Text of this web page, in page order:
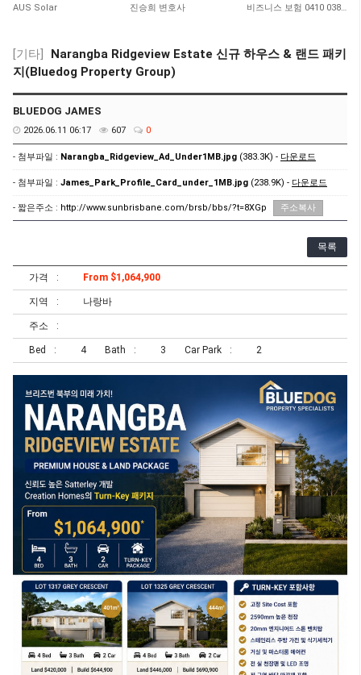
AUS Solar 진승희 변호사 비즈니스 보험 0410 038 554
[기타]
Narangba Ridgeview Estate 신규 하우스 & 랜드 패키
지(Bluedog Property Group)
BLUEDOG JAMES
2026.06.11 06:17 607 0
- 첨부파일 : Narangba_Ridgeview_Ad_Under1MB.jpg (383.3K) - 다운로드
- 첨부파일 : James_Park_Profile_Card_under_1MB.jpg (238.9K) - 다운로드
- 짧은주소 : http://www.sunbrisbane.com/brsb/bbs/?t=8XGp 주소복사
목록
가격 From $1,064,900
지역 나랑바
주소
Bed 4 Bath 3 Car Park 2